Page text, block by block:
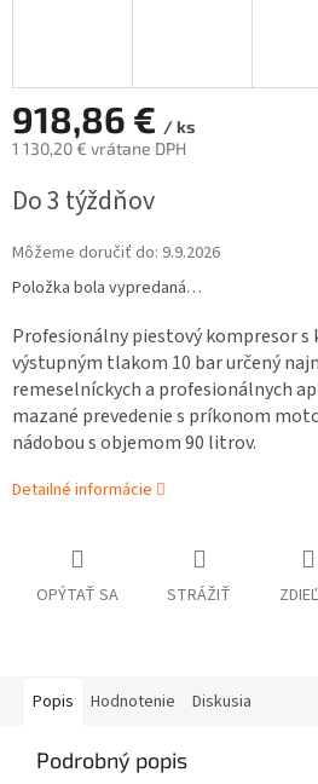
918,86 € / ks
1 130,20 € vrátane DPH
cena:
Do 3 týždňov
Môžeme doručiť do: 9.9.2026
Položka bola vypredaná…
Profesionálny piestový kompresor
výstupným tlakom 10 bar určený
remeselníckych a profesionálnych
mazané prevedenie s príkonom
nádobou s objemom 90 litrov.
Detailné informácie
OPÝTAŤ SA STRÁŽIŤ
Popis Hodnotenie Diskusia
Podrobný popis